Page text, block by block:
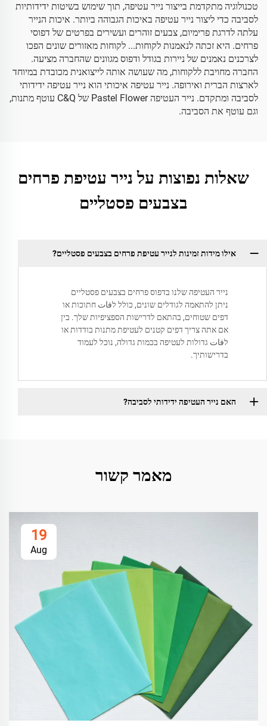
טכנולוגיה מתקדמת בייצור נייר עטיפה, תוך שימוש בשיטות ידידותיות
לסביבה כדי ליצור נייר עטיפה באיכות הגבוהה ביותר. איכות הנייר
עלתה לדרגת פרימיום, צבעים זוהרים ועשירים בפרטים של דפוסי
פרחים. היא זכתה לנאמנות לקוחות... לקוחות מאזורים שונים הפכו
לצרכנים נאמנים של ניירות בגודל ודפוס מגוונים שהחברה מציעה.
החברה מחויבת ללקוחות, מה שעושה אותה לייצואנית מכובדת במיוחד
לארצות הברית ואירופה. נייר עטיפה איכותי הוא נייר עטיפה ידידותי
לסביבה ומתקדם. נייר העטיפה Pastel Flower של C&Q עוטף מתנות,
וגם עוטף את הסביבה.
שאלות נפוצות על נייר עטיפת פרחים
בצבעים פסטליים
אילו מידות זמינות לנייר עטיפת פרחים בצבעים פסטליים?
נייר העטיפה שלנו בדפוס פרחים בצבעים פסטליים
ניתן להתאמה לגודלים שונים, כולל לفات חתוכות או
דפים שטוחים, בהתאם לדרישות הספציפיות שלך. בין
אם אתה צריך דפים קטנים לעטיפת מתנות בודדות או
לفات גדולות לעטיפה בכמות גדולה, נוכל לעמוד
בדרישותיך.
האם נייר העטיפה ידידותי לסביבה?
מאמר קשור
19
Aug